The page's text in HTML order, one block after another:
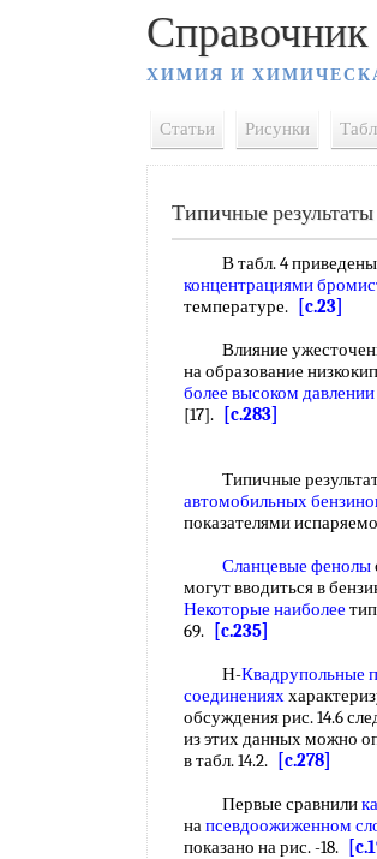
Справочник
ХИМИЯ И
Статьи Рисунки
Типичные результаты
В табл. 4 приведены
концентрациями
температуре.
[c.23]
Влияние
на образование
более высоком давлении
[17].
[c.283]
Типичные
автомобильных
показателями
Сланцевые фенолы
могут вводиться в
Некоторые наиболее
69.
[c.235]
Н-Квадрупольные
соединениях
обсуждения рис. 14.6
из этих данных можно
в табл. 14.2.
[c.278]
Первые сравнили
напсевдоожиженном
показано на рис. -18.